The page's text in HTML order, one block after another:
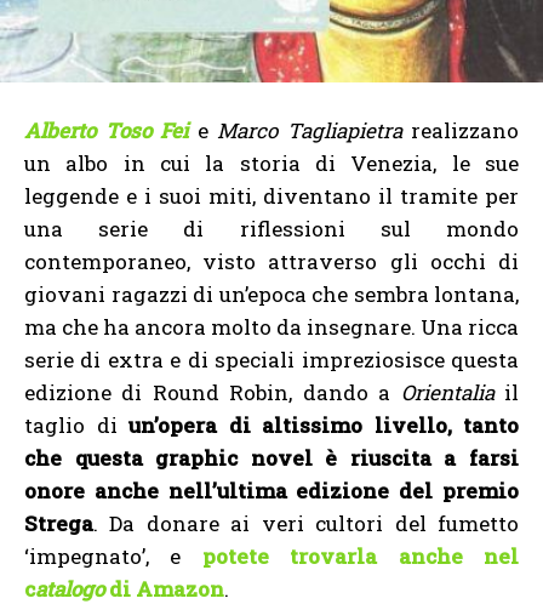
Alberto Toso Feie Marco Tagliapietrarealizzano
un albo in cui la storia di Venezia, le sue
leggende e i suoi miti, diventano il tramite per
una serie di riflessioni sul mondo
contemporaneo, visto attraverso gli occhi di
giovani ragazzi di un’epoca che sembra lontana,
ma che ha ancora molto da insegnare. Una ricca
serie di extra e di speciali impreziosisce questa
edizione di Round Robin, dando a Orientaliail
taglio di un’opera di altissimo livello, tanto
che questa graphic novel è riuscita a farsi
onore anche nell’ultima edizione del premio
Strega. Da donare ai veri cultori del fumetto
‘impegnato’, e potete trovarla anche nel
catalogodi Amazon.